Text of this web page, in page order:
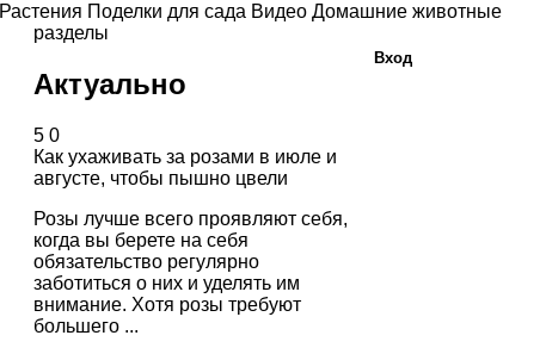
Растения Поделки для сада Видео Домашние животные
разделы
Актуально
5 0
Как ухаживать за розами в июле и
августе, чтобы пышно цвели
Розы лучше всего проявляют себя,
когда вы берете на себя
обязательство регулярно
заботиться о них и уделять им
внимание. Хотя розы требуют
большего ...
Вход